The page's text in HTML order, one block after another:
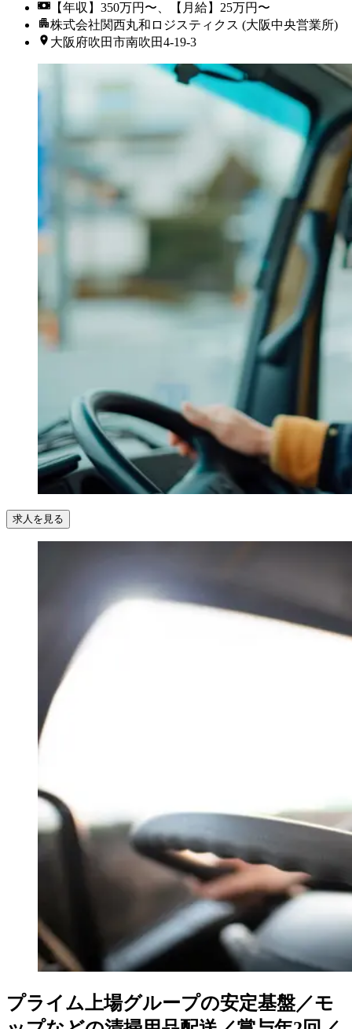
【年収】350万円〜、【月給】25万円〜
株式会社関西丸和ロジスティクス (大阪中央営業所)
大阪府吹田市南吹田4-19-3
求人を見る
プライム上場グループの安定基盤／モ